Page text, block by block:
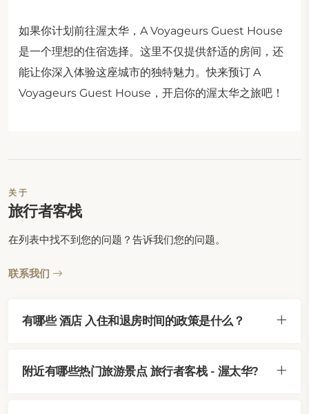
如果你计划前往渥太华，A Voyageurs Guest House
是一个理想的住宿选择。这里不仅提供舒适的房间，还
能让你深入体验这座城市的独特魅力。快来预订 A
Voyageurs Guest House，开启你的渥太华之旅吧！
关于
旅行者客栈
在列表中找不到您的问题？告诉我们您的问题。
联系我们
有哪些 酒店 入住和退房时间的政策是什么？
附近有哪些热门旅游景点 旅行者客栈 - 渥太华?